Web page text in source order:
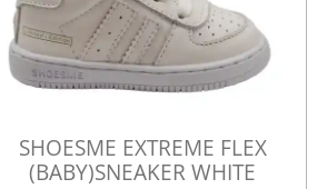
SHOESME EXTREME FLEX
(BABY)SNEAKER WHITE